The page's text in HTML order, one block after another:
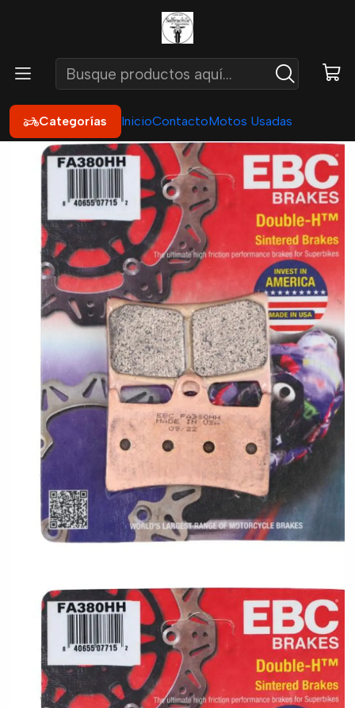
Categorías InicioContactoMotos Usadas
Frenos
Pastilla Freno Yamaha R1 - R6 - Mt 07 - Mt 10 - Fz6 - Fz8